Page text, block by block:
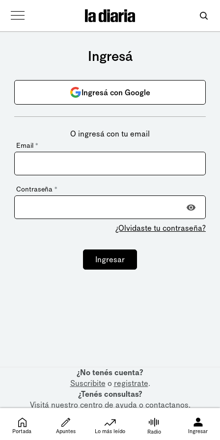
Ingresá
Ingresá con Google
O ingresá con tu email
Email *
Contraseña *
¿Olvidaste tu contraseña?
Ingresar
¿No tenés cuenta?
Suscribite o registrate.
¿Tenés consultas?
Visitá nuestrocentro de ayudaocontactanos.
Portada Apuntes Lo más leído Radio Ingresar